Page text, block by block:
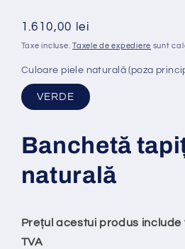
Preț
obișnuit
1.610,00 lei
Taxe incluse.Taxele de expediere sunt
Culoare piele naturală (poza
VERDE
Banchetă tapi
naturală
Prețul acestui produs include
TVA